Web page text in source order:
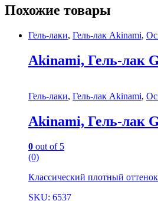
Похожие товары
Гель-лаки, Гель-лак Akinami,
Akinami, Гель-лак
Гель-лаки, Гель-лак Akinami,
Akinami, Гель-лак
0 out of 5
(0)
Классический плотный
SKU: 6537